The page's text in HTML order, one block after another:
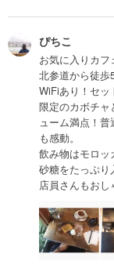
ぴちこ
お気に入りカフ
北参道から徒歩
WiFiあり！セッ
限定のカボチャ
ューム満点！
も感動。
飲み物はモロッ
砂糖をたっぷ
店員さんもおし